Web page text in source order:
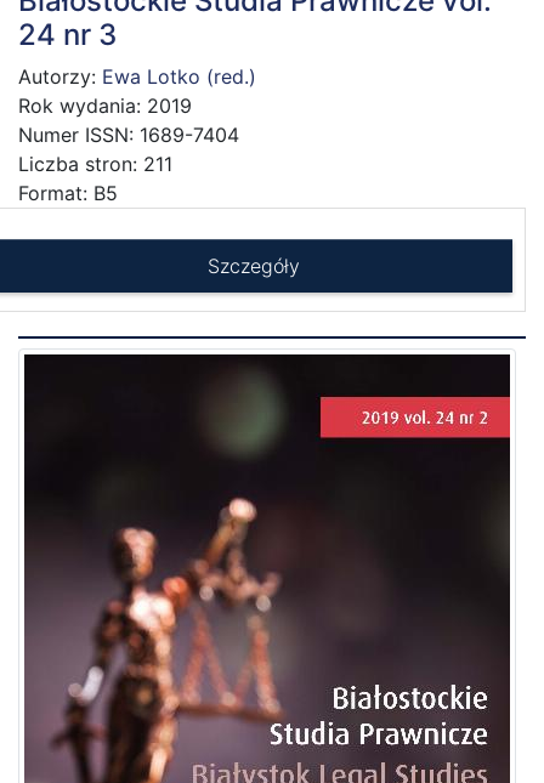
24 nr 3
Autorzy: Ewa Lotko (red.)
Rok wydania: 2019
Numer ISSN: 1689-7404
Liczba stron: 211
Format: B5
Szczegóły